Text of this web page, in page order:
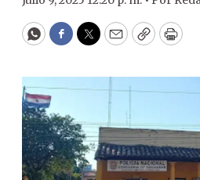
WhatsApp
Facebook
Twitter
EmailCopyPrint